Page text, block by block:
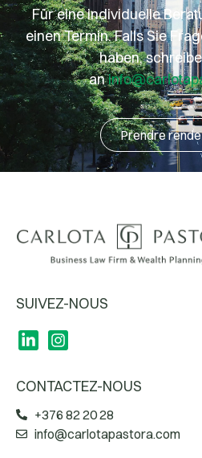
Für eine individuelle
einen Termin. Falls Sie
haben,
an
Prendre
SUIVEZ-NOUS
CONTACTEZ-NOUS
+376 82 20 28
info@carlotapastora.com